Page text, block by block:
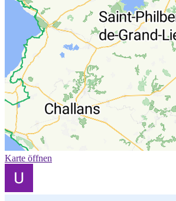
Karte öffnen